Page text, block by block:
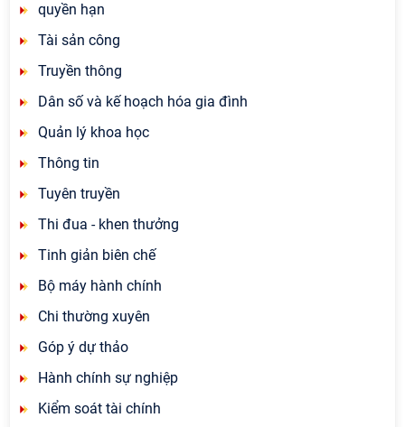
quyền hạn
Tài sản công
Truyền thông
Dân số và kế hoạch hóa gia đình
Quản lý khoa học
Thông tin
Tuyên truyền
Thi đua - khen thưởng
Tinh giản biên chế
Bộ máy hành chính
Chi thường xuyên
Góp ý dự thảo
Hành chính sự nghiệp
Kiểm soát tài chính